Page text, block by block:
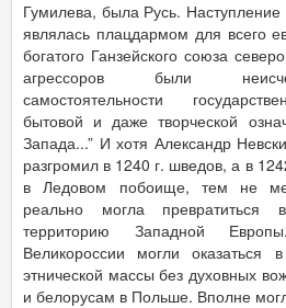
Гумилева, была Русь.
являлась плацдармом для всего
богатого Ганзейского союза
агрессоров были
самостоятельности
бытовой и даже творческой
Запада...” И хотя Александр
разгромил в 1240 г. шведов, а в
в Ледовом побоище, тем не
реально могла превратиться
территорию Западной
Великороссии могли оказаться
этнической массы без духовных
и белорусам в Польше. Вполне